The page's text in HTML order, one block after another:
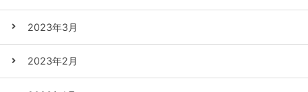
2023年3月
2023年2月